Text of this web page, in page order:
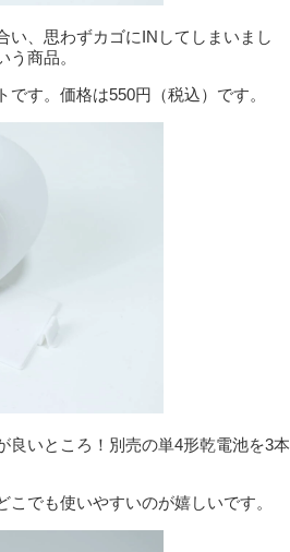
い、思わずカゴにINしてしまいまし
商品。
す。価格は550円（税込）です。
良いところ！別売の単4形乾電池を3本
でも使いやすいのが嬉しいです。